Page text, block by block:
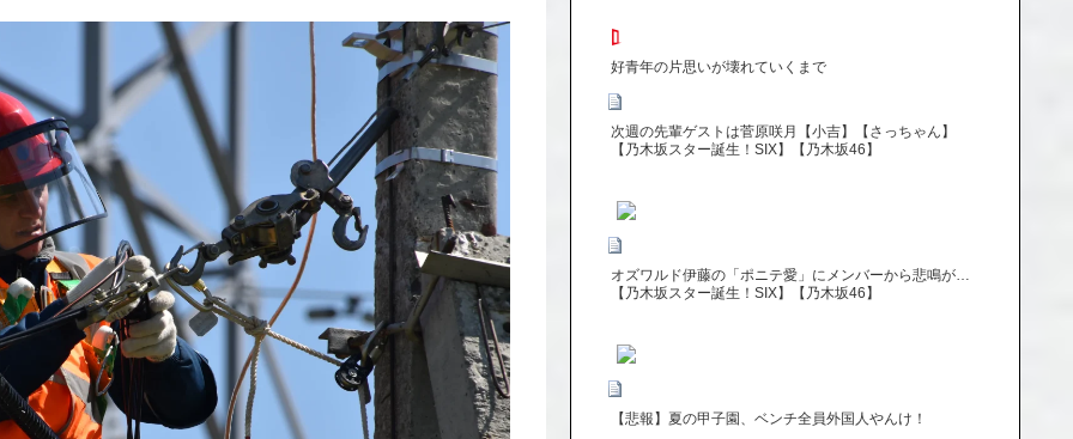
好青年の片思いが壊れていくまで
次週の先輩ゲストは菅原咲月【小吉】【さっちゃん】
【乃木坂スター誕生！SIX】【乃木坂46】
オズワルド伊藤の「ポニテ愛」にメンバーから悲鳴が…
【乃木坂スター誕生！SIX】【乃木坂46】
【悲報】夏の甲子園、ベンチ全員外国人やんけ！